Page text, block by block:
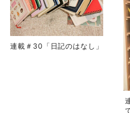
連載＃30「日記のはなし」